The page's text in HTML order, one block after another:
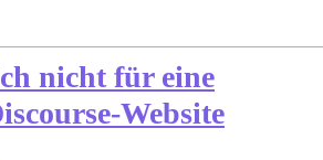
nicht für eine
Website